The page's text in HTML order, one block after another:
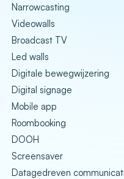
Narrowcasting
Videowalls
Broadcast TV
Led walls
Digitale bewegwijzering
Digital signage
Mobile app
Roombooking
DOOH
Screensaver
Datagedreven